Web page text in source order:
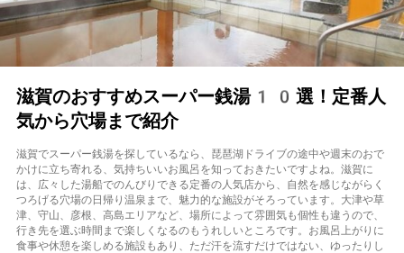
滋賀のおすすめスーパー銭湯10選！定番人
気から穴場まで紹介
滋賀でスーパー銭湯を探しているなら、琵琶湖ドライブの途中や週末のおで
かけに立ち寄れる、気持ちいいお風呂を知っておきたいですよね。滋賀に
は、広々した湯船でのんびりできる定番の人気店から、自然を感じながらく
つろげる穴場の日帰り温泉まで、魅力的な施設がそろっています。大津や草
津、守山、彦根、高島エリアなど、場所によって雰囲気も個性も違うので、
行き先を選ぶ時間まで楽しくなるのもうれしいところです。お風呂上がりに
食事や休憩を楽しめる施設もあり、ただ汗を流すだけではない、ゆったりし